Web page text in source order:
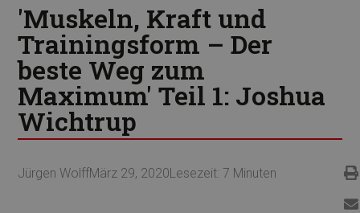
'Muskeln, Kraft und
Trainingsform – Der
beste Weg zum
Maximum' Teil 1: Joshua
Wichtrup
Jürgen WolffMärz 29, 2020Lesezeit: 7 Minuten